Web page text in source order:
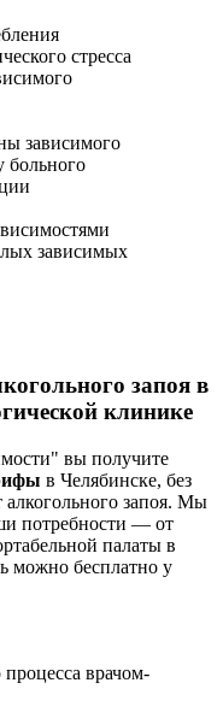
стресса
зависимого
больного
зависимых
запоя в
клинике
вы получите
в Челябинске, без
запоя. Мы
потребности — от
палаты в
можно бесплатно у
врачом-